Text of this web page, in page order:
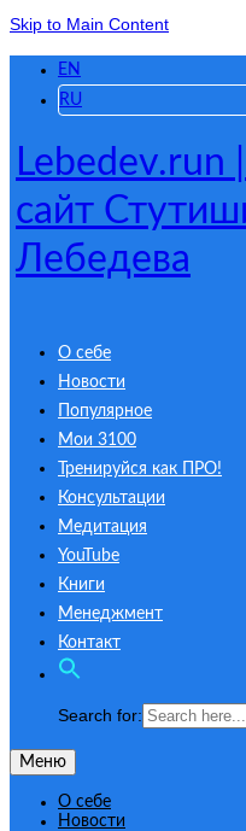
Skip to Main Content
EN
RU
сайт
Лебедева
О себе
Новости
Популярное
Мои 3100
Тренируйся как ПРО!
Консультации
Медитация
YouTube
Книги
Менеджмент
Контакт
Search for:
Меню
О себе
Новости